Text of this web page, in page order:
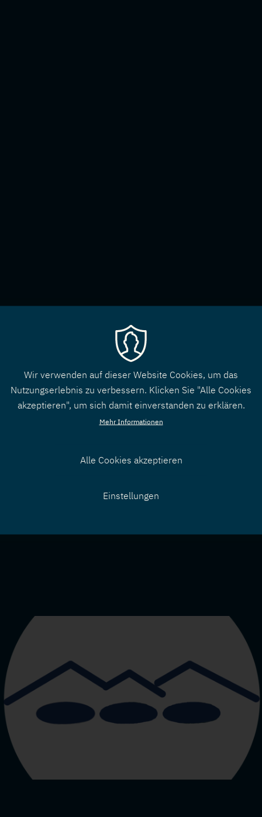
Wir verwenden auf dieser Website Cookies, um das
Nutzungserlebnis zu verbessern. Klicken Sie "Alle Cookies
akzeptieren", um sich damit einverstanden zu erklären.
Mehr Informationen
Alle Cookies akzeptieren
zurücknehmen
Einstellungen